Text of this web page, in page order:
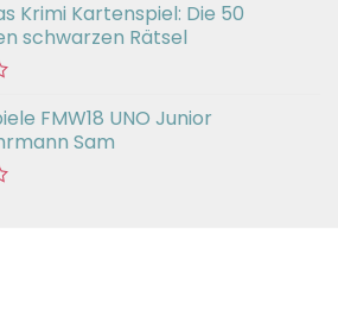
Krimi Kartenspiel: Die 50
schwarzen Rätsel
FMW18 UNO Junior
Sam